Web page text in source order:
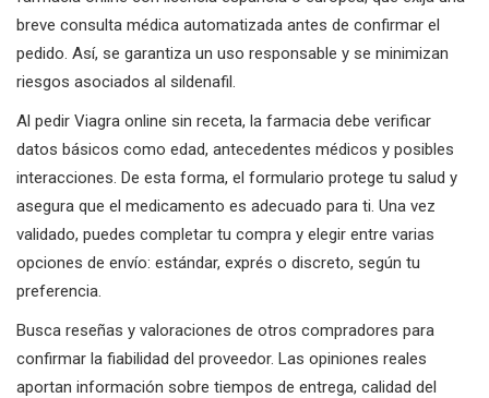
breve consulta médica automatizada antes de confirmar el
pedido. Así, se garantiza un uso responsable y se minimizan
riesgos asociados al sildenafil.
Al pedir Viagra online sin receta, la farmacia debe verificar
datos básicos como edad, antecedentes médicos y posibles
interacciones. De esta forma, el formulario protege tu salud y
asegura que el medicamento es adecuado para ti. Una vez
validado, puedes completar tu compra y elegir entre varias
opciones de envío: estándar, exprés o discreto, según tu
preferencia.
Busca reseñas y valoraciones de otros compradores para
confirmar la fiabilidad del proveedor. Las opiniones reales
aportan información sobre tiempos de entrega, calidad del